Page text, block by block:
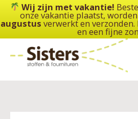
Wij zijn met vakantie!
onze vakantie plaatst,
augustus verwerkt en
en een fijne
de
inhoud